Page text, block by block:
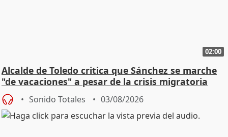
02:00
Alcalde de Toledo critica que Sánchez se marche
"de vacaciones" a pesar de la crisis migratoria
Sonido Totales 03/08/2026